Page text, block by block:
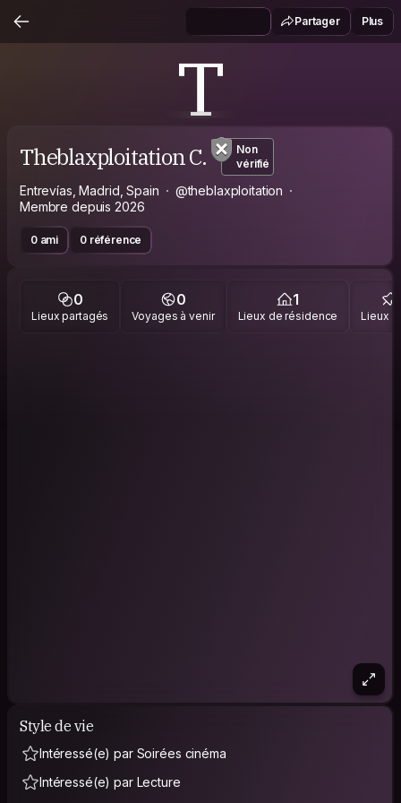
Partager Plus
T
Theblaxploitation C.
Non
vérifié
Entrevías, Madrid, Spain
@theblaxploitation
Membre depuis 2026
0 ami 0 référence
0
Lieux partagés
0
Voyages à venir
1
Lieux de résidence Lieux
Style de vie
Intéressé(e) par Soirées cinéma
Intéressé(e) par Lecture